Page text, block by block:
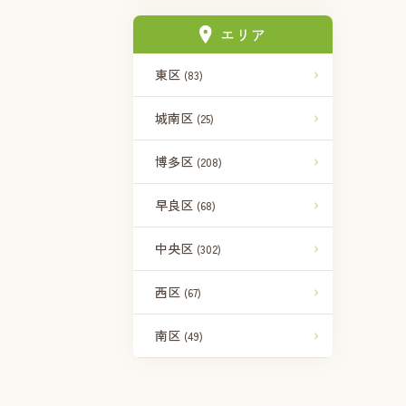
エリア
東区 (83)
城南区 (25)
博多区 (208)
早良区 (68)
中央区 (302)
西区 (67)
南区 (49)